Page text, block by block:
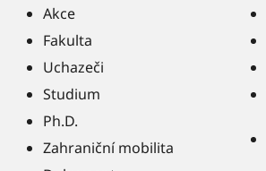
Akce
Fakulta
Uchazeči
Studium
Ph.D.
Zahraniční mobilita